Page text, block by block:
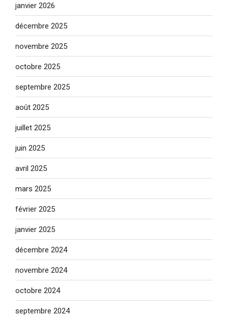
janvier 2026
décembre 2025
novembre 2025
octobre 2025
septembre 2025
août 2025
juillet 2025
juin 2025
avril 2025
mars 2025
février 2025
janvier 2025
décembre 2024
novembre 2024
octobre 2024
septembre 2024